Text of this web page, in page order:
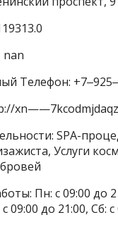
nan
Телефон:
SPA-
Услуги
Пн: с 09:00 до
09:00 до 21:00, Сб: